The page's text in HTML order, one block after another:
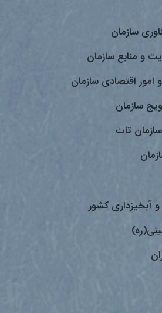
سازمان
و منابع سازمان
امور اقتصادی سازمان
سازمان
تات
آبخیزداری کشور